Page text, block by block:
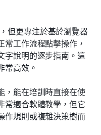
但更專注於基於瀏覽器
工作流程點擊操作，
字說明的逐步指南。這
常高效。
，能在培訓時直接在使
常適合軟體教學，但它
作規則或複雜決策樹而